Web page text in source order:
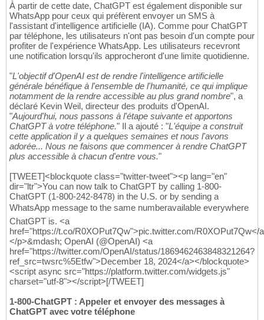
À partir de cette date, ChatGPT est également disponible sur
WhatsApp pour ceux qui préfèrent envoyer un SMS à
l'assistant d'intelligence artificielle (IA). Comme pour ChatGPT
par téléphone, les utilisateurs n'ont pas besoin d'un compte pour
profiter de l'expérience WhatsApp. Les utilisateurs recevront
une notification lorsqu'ils approcheront d'une limite quotidienne.
"L'objectif d'OpenAI est de rendre l'intelligence artificielle
générale bénéfique à l'ensemble de l'humanité, ce qui implique
notamment de la rendre accessible au plus grand nombre", a
déclaré Kevin Weil, directeur des produits d'OpenAI.
"Aujourd'hui, nous passons à l'étape suivante et apportons
ChatGPT à votre téléphone." Il a ajouté : "L'équipe a construit
cette application il y a quelques semaines et nous l'avons
adorée... Nous ne faisons que commencer à rendre ChatGPT
plus accessible à chacun d'entre vous."
[TWEET]<blockquote class="twitter-tweet"><p lang="en"
dir="ltr">You can now talk to ChatGPT by calling 1-800-
ChatGPT (1-800-242-8478) in the U.S. or by sending a
WhatsApp message to the same numberavailable everywhere
ChatGPT is. <a
href="https://t.co/R0XOPut7Qw">pic.twitter.com/R0XOPut7Qw</
</p>&mdash; OpenAI (@OpenAI) <a
href="https://twitter.com/OpenAI/status/1869462463848321264?
ref_src=twsrc%5Etfw">December 18, 2024</a></blockquote>
<script async src="https://platform.twitter.com/widgets.js"
charset="utf-8"></script>[/TWEET]
1-800-ChatGPT : Appeler et envoyer des messages à
ChatGPT avec votre téléphone